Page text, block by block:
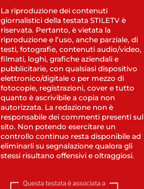
La riproduzione dei contenuti
giornalistici della testata STILETV è
riservata. Pertanto, è vietata la
riproduzione e l’uso, anche parziale, di
testi, fotografie, contenuti audio/video,
filmati, loghi, grafiche aziendali e
pubblicitarie, con qualsiasi dispositivo
elettronico/digitale o per mezzo di
fotocopie, registrazioni, cover e tutto
quanto è ascrivibile a copia non
autorizzata. La redazione non è
responsabile dei commenti presenti sul
sito. Non potendo esercitare un
controllo continuo resta disponibile ad
eliminarli su segnalazione qualora gli
stessi risultano offensivi e oltraggiosi.